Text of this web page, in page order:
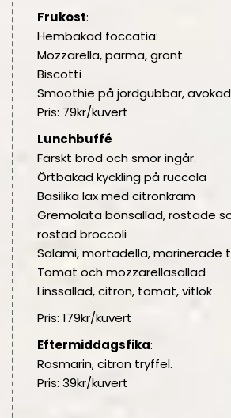
Frukost:
Hembakad foccatia:
Mozzarella, parma, grönt
Biscotti
Smoothie på jordgubbar,
Pris: 79kr/kuvert
Lunchbuffé
Färskt bröd och smör ingår.
Örtbakad kyckling på ruccola
Basilika lax med citronkräm
Gremolata bönsallad, rostade
rostad broccoli
Salami, mortadella, marinerade
Tomat och mozzarellasallad
Linssallad, citron, tomat, vitlök
Pris: 179kr/kuvert
Eftermiddagsfika:
Rosmarin, citron tryffel.
Pris: 39kr/kuvert